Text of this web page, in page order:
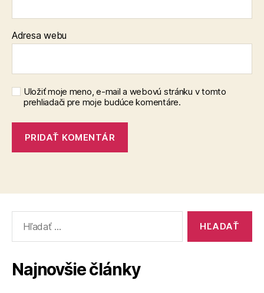
Adresa webu
Uložiť moje meno, e-mail a webovú stránku v tomto
prehliadači pre moje budúce komentáre.
Najnovšie články